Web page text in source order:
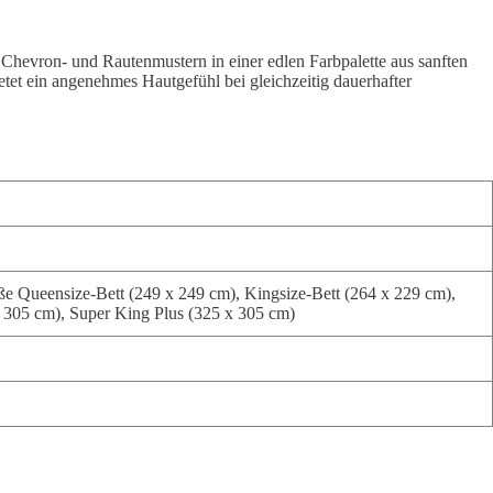
und Rautenmustern in einer edlen Farbpalette aus sanften
ein angenehmes Hautgefühl bei gleichzeitig dauerhafter
Queensize-Bett (249 x 249 cm), Kingsize-Bett (264 x 229 cm),
cm), Super King Plus (325 x 305 cm)